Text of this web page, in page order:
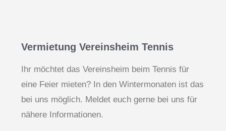
Vermietung Vereinsheim Tennis
Ihr möchtet das Vereinsheim beim Tennis für
eine Feier mieten? In den Wintermonaten ist das
bei uns möglich. Meldet euch gerne bei uns für
nähere Informationen.